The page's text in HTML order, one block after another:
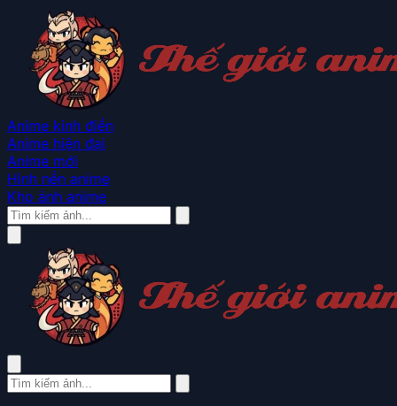
Anime kinh điển
Anime hiện đại
Anime mới
Hình nền anime
Kho ảnh anime